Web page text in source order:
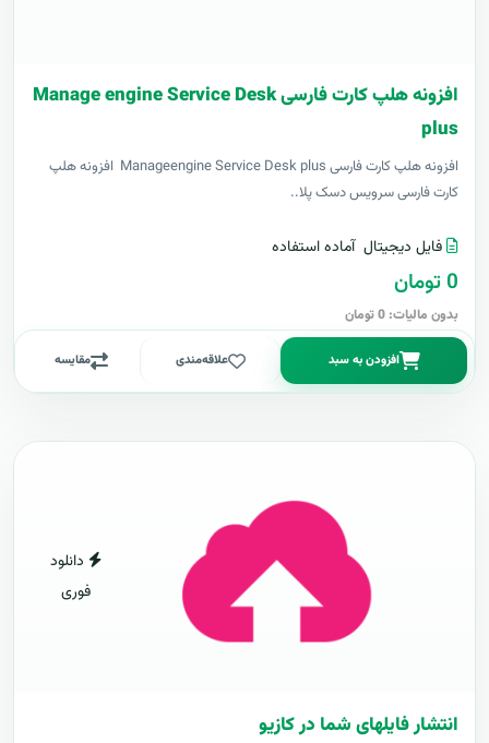
افزونه هلپ کارت فارسی Manage engine Service Desk
plus
افزونه هلپ کارت فارسی Manageengine Service Desk plus افزونه هلپ
کارت فارسی سرویس دسک پلا..
فایل دیجیتال آماده استفاده
0 تومان
بدون مالیات: 0 تومان
افزودن به سبد علاقه‌مندی مقایسه
دانلود
فوری
انتشار فایلهای شما در کازیو